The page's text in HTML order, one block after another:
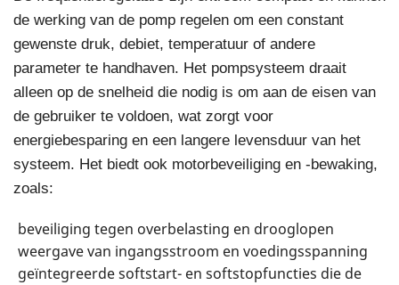
de werking van de pomp regelen om een ​​constant
gewenste druk, debiet, temperatuur of andere
parameter te handhaven. Het pompsysteem draait
alleen op de snelheid die nodig is om aan de eisen van
de gebruiker te voldoen, wat zorgt voor
energiebesparing en een langere levensduur van het
systeem. Het biedt ook motorbeveiliging en -bewaking,
zoals:
beveiliging tegen overbelasting en drooglopen
weergave van ingangsstroom en voedingsspanning
geïntegreerde softstart- en softstopfuncties die de